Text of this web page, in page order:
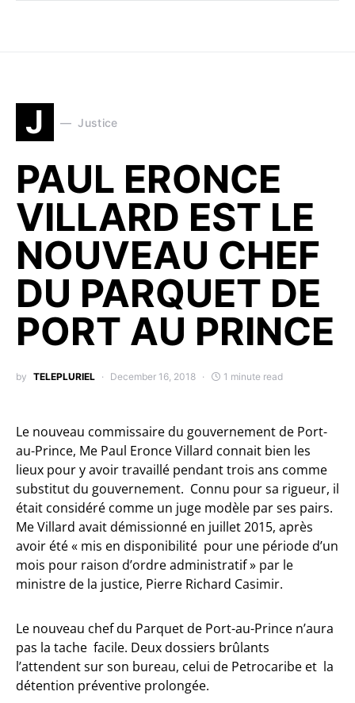
J Justice
PAUL ERONCE
VILLARD EST LE
NOUVEAU CHEF
DU PARQUET DE
PORT AU PRINCE
by TELEPLURIEL December 16, 2018 1 minute read
Le nouveau commissaire du gouvernement de Port-
au-Prince, Me Paul Eronce Villard connait bien les
lieux pour y avoir travaillé pendant trois ans comme
substitut du gouvernement. Connu pour sa rigueur, il
était considéré comme un juge modèle par ses pairs.
Me Villard avait démissionné en juillet 2015, après
avoir été « mis en disponibilité pour une période d’un
mois pour raison d’ordre administratif » par le
ministre de la justice, Pierre Richard Casimir.
Le nouveau chef du Parquet de Port-au-Prince n’aura
pas la tache facile. Deux dossiers brûlants
l’attendent sur son bureau, celui de Petrocaribe et la
détention préventive prolongée.